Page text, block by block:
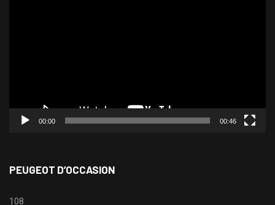
00:00 00:46
PEUGEOT D’OCCASION
108